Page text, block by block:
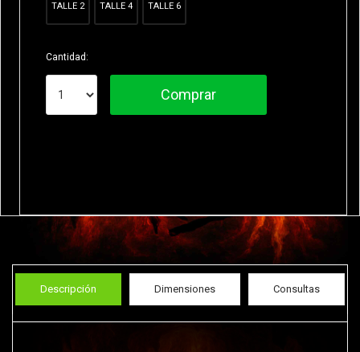
TALLE 2 TALLE 4 TALLE 6
Cantidad:
Comprar
Descripción Dimensiones Consultas